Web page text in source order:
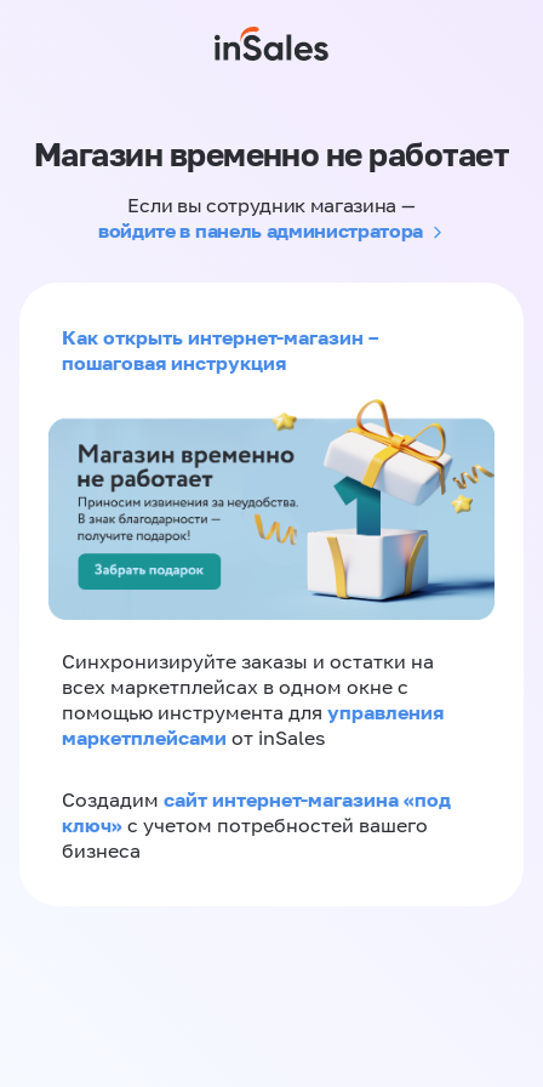
Магазин временно не работает
Если вы сотрудник магазина —
войдите в панель администратора
Как открыть интернет-магазин –
пошаговая инструкция
Синхронизируйте заказы и остатки на
всех маркетплейсах в одном окне с
помощью инструмента для управления
маркетплейсами от inSales
Создадим сайт интернет-магазина «под
ключ» с учетом потребностей вашего
бизнеса